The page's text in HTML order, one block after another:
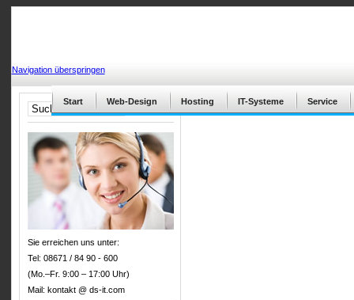
Navigation überspringen
Start Web-Design Hosting IT-Systeme Service
Sie erreichen uns unter:
Tel: 08671 / 84 90 - 600
(Mo.–Fr. 9:00 – 17:00 Uhr)
Mail: kontakt @ ds-it.com